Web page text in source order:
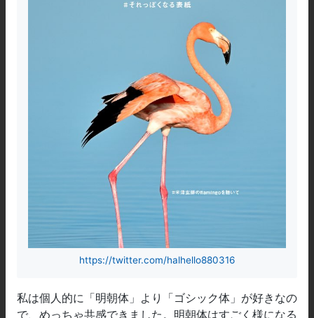
https://twitter.com/halhello880316
私は個人的に「明朝体」より「ゴシック体」が好きなの
で、めっちゃ共感できました。明朝体はすごく様になる